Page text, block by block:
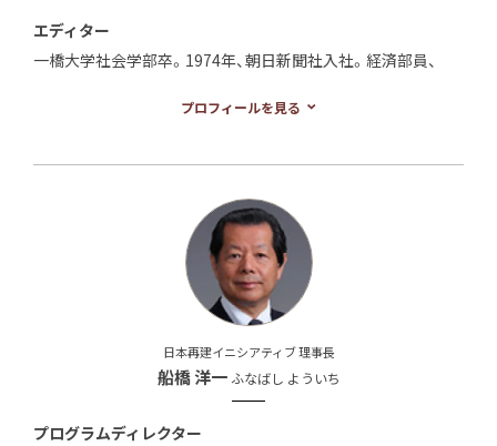
エディター
一橋大学社会学部卒。1974年、朝日新聞社入社。経済部員、
長、論説副主幹を経て、2010年から2012年まで朝日新聞論説主
プロフィールを見る
日本再建イニシアティブ 理事長
船橋 洋一ふなばし よういち
プログラムディレクター